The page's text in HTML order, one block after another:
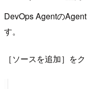
DevOps Agentの
す。
［ソースを追加］を